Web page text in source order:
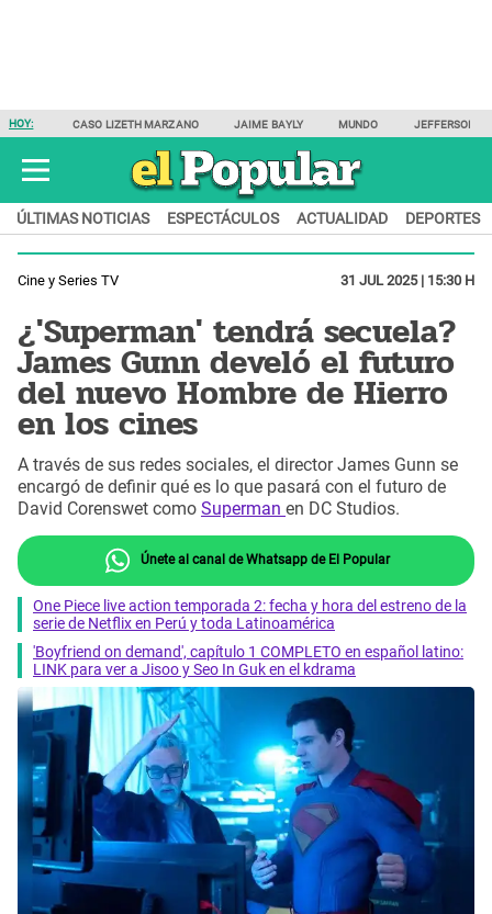
HOY: CASO LIZETH MARZANO JAIME BAYLY MUNDO JEFFERSON
ÚLTIMAS NOTICIAS ESPECTÁCULOS ACTUALIDAD DEPORTES
Cine y Series TV 31 JUL 2025 | 15:30 H
¿'Superman' tendrá secuela?
James Gunn develó el futuro
del nuevo Hombre de Hierro
en los cines
A través de sus redes sociales, el director James Gunn se
encargó de definir qué es lo que pasará con el futuro de
David Corenswet como Superman en DC Studios.
Únete al canal de Whatsapp de El Popular
One Piece live action temporada 2: fecha y hora del estreno de la
serie de Netflix en Perú y toda Latinoamérica
'Boyfriend on demand', capítulo 1 COMPLETO en español latino:
LINK para ver a Jisoo y Seo In Guk en el kdrama